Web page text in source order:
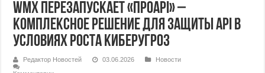
WMX перезапускает «ПроAPI» –
комплексное решение для защиты API в
условиях роста киберугроз
Редактор Новостей 03.06.2026
Новости